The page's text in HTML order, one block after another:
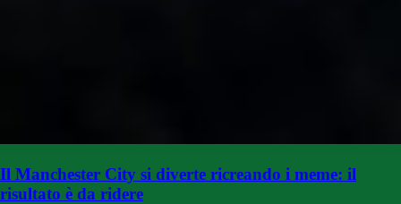
Il Manchester City si diverte ricreando i meme: il
risultato è da ridere